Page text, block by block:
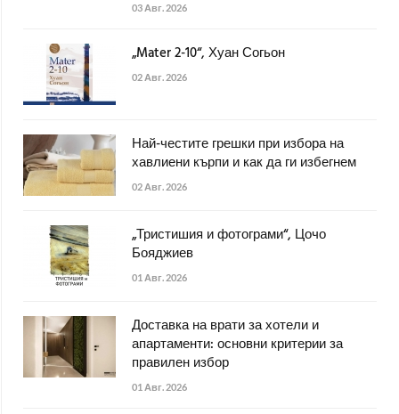
03 Авг. 2026
„Mater 2-10“, Хуан Согьон
02 Авг. 2026
Най-честите грешки при избора на
хавлиени кърпи и как да ги избегнем
02 Авг. 2026
„Тристишия и фотограми“, Цочо
Бояджиев
01 Авг. 2026
Доставка на врати за хотели и
апартаменти: основни критерии за
правилен избор
01 Авг. 2026